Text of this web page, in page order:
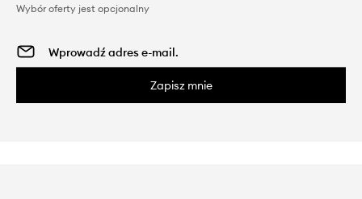
Wybór oferty jest opcjonalny
Zapisz mnie